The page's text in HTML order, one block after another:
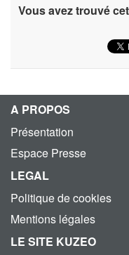
Vous avez trouvé
A PROPOS
Présentation
Espace Presse
LEGAL
Politique de cookies
Mentions légales
LE SITE KUZEO